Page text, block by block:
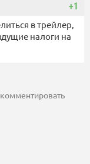
+1
в трейлер,
налоги на